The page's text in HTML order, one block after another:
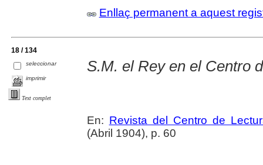
Enllaç permanent a aquest
18 / 134
seleccionar
imprimir
Text complet
S.M. el Rey en el Centro
En: Revista del Centro de
(Abril 1904), p. 60